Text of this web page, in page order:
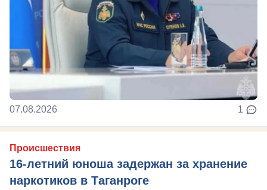
07.08.2026 1
Происшествия
16-летний юноша задержан за хранение
наркотиков в Таганроге